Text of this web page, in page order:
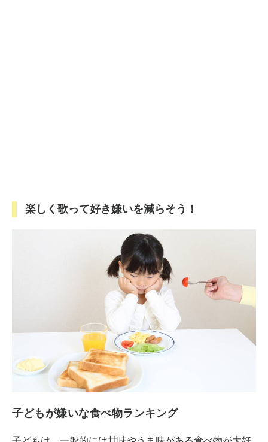
楽しく歌って好き嫌いを減らそう！
子どもが嫌いな食べ物ランキング